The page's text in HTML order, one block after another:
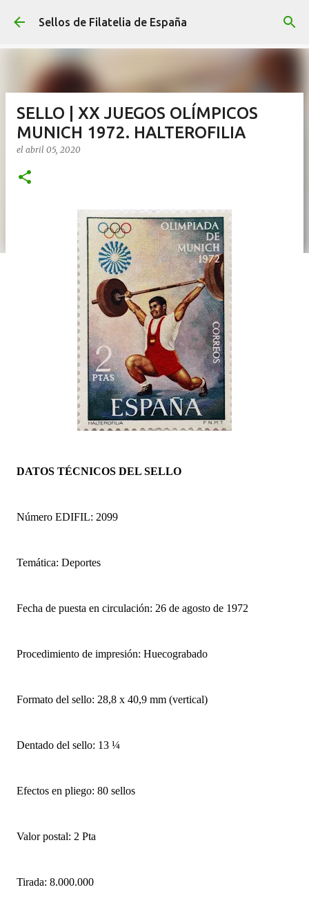
Ir al contenido principal
Sellos de Filatelia de España
SELLO | XX JUEGOS OLÍMPICOS
MUNICH 1972. HALTEROFILIA
el abril 05, 2020
DATOS TÉCNICOS DEL SELLO
Número EDIFIL: 2099
Temática: Deportes
Fecha de puesta en circulación: 26 de agosto de 1972
Procedimiento de impresión: Huecograbado
Formato del sello: 28,8 x 40,9 mm (vertical)
Dentado del sello: 13 ¼
Efectos en pliego: 80 sellos
Valor postal: 2 Pta
Tirada: 8.000.000